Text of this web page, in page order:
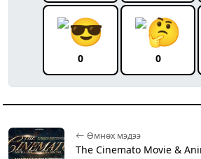
0 0
Өмнөх мэдээ
The Cinemato Movie &